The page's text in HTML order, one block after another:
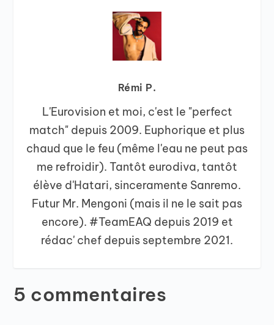
Rémi P.
L'Eurovision et moi, c'est le "perfect
match" depuis 2009. Euphorique et plus
chaud que le feu (même l'eau ne peut pas
me refroidir). Tantôt eurodiva, tantôt
élève d'Hatari, sinceramente Sanremo.
Futur Mr. Mengoni (mais il ne le sait pas
encore). #TeamEAQ depuis 2019 et
rédac' chef depuis septembre 2021.
5 commentaires